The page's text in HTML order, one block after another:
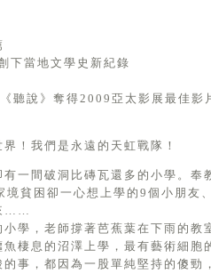
下當地文學史新紀錄
聽說》奪得2009亞太影展最佳影
！我們是永遠的天虹戰隊！
一間破洞比磚瓦還多的小學。奉
貧困卻一心想上學的9個小朋友
……
學，老師撐著芭蕉葉在下雨的教
棲息的沼澤上學，最有藝術細胞
，都因為一股單純堅持的傻勁